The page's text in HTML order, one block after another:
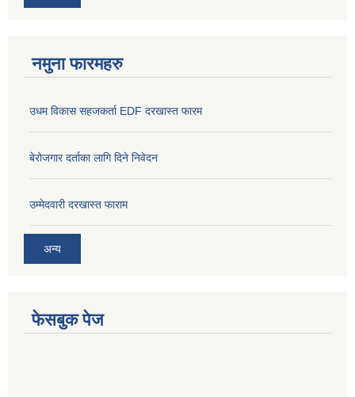
नमुना फारमहरु
उधम विकास सहजकर्ता EDF दरखास्त फारम
बेरोजगार दर्ताका लागि दिने निवेदन
उम्मेदवारी दरखास्त फाराम
अन्य
फेसबुक पेज